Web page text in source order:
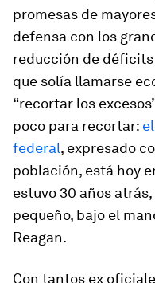
promesas de
defensa con los
reducción de
que solía llamarse
“recortar los
poco para recortar:
federal, expresado
población, está hoy
estuvo 30 años
pequeño, bajo el
Reagan.
Con tantos ex